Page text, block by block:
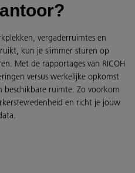
vergaderruimtes en
kun je slimmer sturen op
Met de rapportages van RICOH
versus werkelijke opkomst
ruimte. Zo voorkom
en richt je jouw